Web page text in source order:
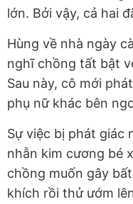
lớn. Bởi vậy, cả hai
Hùng về nhà ngày
nghĩ chồng tất bật
Sau này, cô mới
phụ nữ khác bên
Sự việc bị phát giác
nhẫn kim cương bé
chồng muốn gây
khích rồi thử ướm